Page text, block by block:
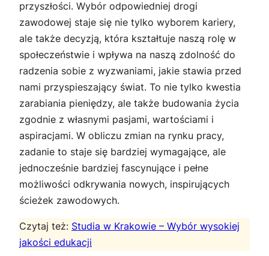
przyszłości. Wybór odpowiedniej drogi
zawodowej staje się nie tylko wyborem kariery,
ale także decyzją, która kształtuje naszą rolę w
społeczeństwie i wpływa na naszą zdolność do
radzenia sobie z wyzwaniami, jakie stawia przed
nami przyspieszający świat. To nie tylko kwestia
zarabiania pieniędzy, ale także budowania życia
zgodnie z własnymi pasjami, wartościami i
aspiracjami. W obliczu zmian na rynku pracy,
zadanie to staje się bardziej wymagające, ale
jednocześnie bardziej fascynujące i pełne
możliwości odkrywania nowych, inspirujących
ścieżek zawodowych.
Czytaj też: Studia w Krakowie – Wybór wysokiej
jakości edukacji